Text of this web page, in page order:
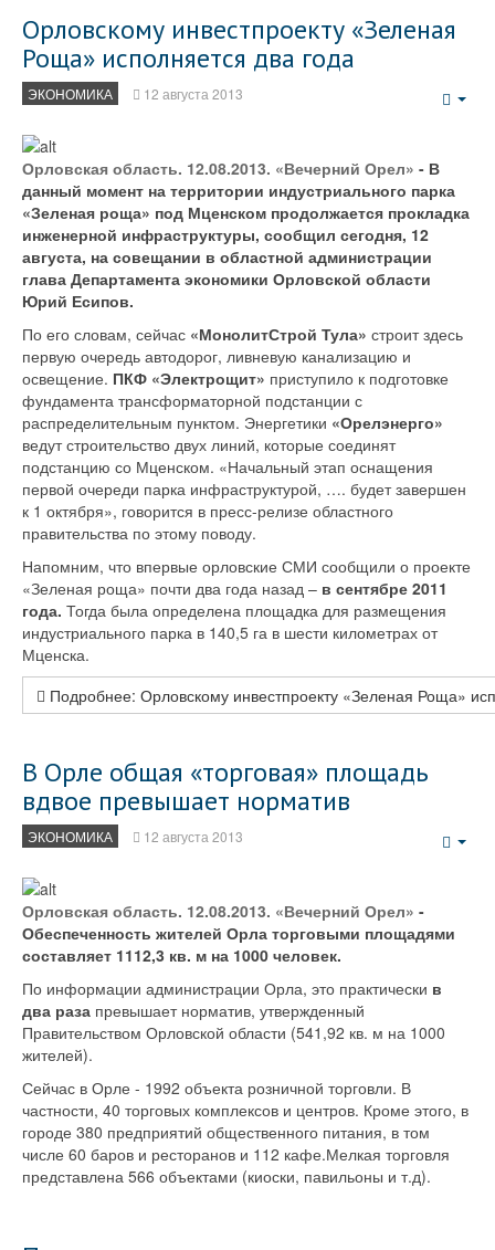
Орловскому инвестпроекту «Зеленая
Роща» исполняется два года
ЭКОНОМИКА 12 августа 2013
Орловская область. 12.08.2013. «Вечерний Орел» - В
данный момент на территории индустриального парка
«Зеленая роща» под Мценском продолжается прокладка
инженерной инфраструктуры, сообщил сегодня, 12
августа, на совещании в областной администрации
глава Департамента экономики Орловской области
Юрий Есипов.
По его словам, сейчас «МонолитСтрой Тула» строит здесь
первую очередь автодорог, ливневую канализацию и
освещение. ПКФ «Электрощит» приступило к подготовке
фундамента трансформаторной подстанции с
распределительным пунктом. Энергетики «Орелэнерго»
ведут строительство двух линий, которые соединят
подстанцию со Мценском. «Начальный этап оснащения
первой очереди парка инфраструктурой, …. будет завершен
к 1 октября», говорится в пресс-релизе областного
правительства по этому поводу.
Напомним, что впервые орловские СМИ сообщили о проекте
«Зеленая роща» почти два года назад – в сентябре 2011
года. Тогда была определена площадка для размещения
индустриального парка в 140,5 га в шести километрах от
Мценска.
Подробнее: Орловскому инвестпроекту «Зеленая Роща»
В Орле общая «торговая» площадь
вдвое превышает норматив
ЭКОНОМИКА 12 августа 2013
Орловская область. 12.08.2013. «Вечерний Орел» -
Обеспеченность жителей Орла торговыми площадями
составляет 1112,3 кв. м на 1000 человек.
По информации администрации Орла, это практически в
два раза превышает норматив, утвержденный
Правительством Орловской области (541,92 кв. м на 1000
жителей).
Сейчас в Орле - 1992 объекта розничной торговли. В
частности, 40 торговых комплексов и центров. Кроме этого, в
городе 380 предприятий общественного питания, в том
числе 60 баров и ресторанов и 112 кафе.Мелкая торговля
представлена 566 объектами (киоски, павильоны и т.д).